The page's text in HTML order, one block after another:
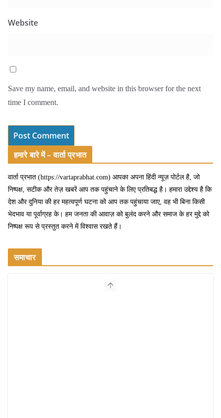
Website
Save my name, email, and website in this browser for the next
time I comment.
हमारे बारे में – वार्ता प्रभात
वार्ता प्रभात (https://vartaprabhat.com) आपका अपना हिंदी न्यूज़ पोर्टल है, जो
निष्पक्ष, सटीक और तेज़ खबरें आप तक पहुंचाने के लिए प्रतिबद्ध है। हमारा उद्देश्य है कि
देश और दुनिया की हर महत्वपूर्ण घटना को आप तक पहुंचाया जाए, वह भी बिना किसी
भेदभाव या पूर्वाग्रह के। हम जनता की आवाज़ को बुलंद करने और समाज के हर मुद्दे को
निष्पक्ष रूप से प्रस्तुत करने में विश्वास रखते हैं।
समाचार